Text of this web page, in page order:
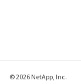
© 2026 NetApp, Inc.